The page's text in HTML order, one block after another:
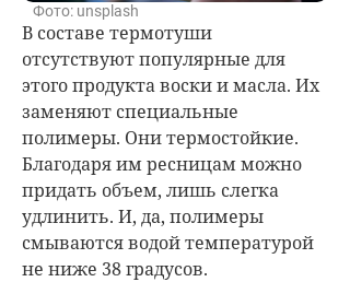
Фото: unsplash
В составе термотуши
отсутствуют популярные для
этого продукта воски и масла. Их
заменяют специальные
полимеры. Они термостойкие.
Благодаря им ресницам можно
придать объем, лишь слегка
удлинить. И, да, полимеры
смываются водой температурой
не ниже 38 градусов.